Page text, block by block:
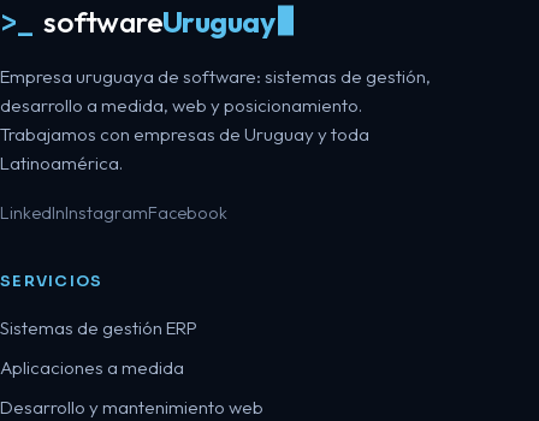
>_ softwareUruguay
Empresa uruguaya de software: sistemas de gestión,
desarrollo a medida, web y posicionamiento.
Trabajamos con empresas de Uruguay y toda
Latinoamérica.
LinkedInInstagramFacebook
SERVICIOS
Sistemas de gestión ERP
Aplicaciones a medida
Desarrollo y mantenimiento web